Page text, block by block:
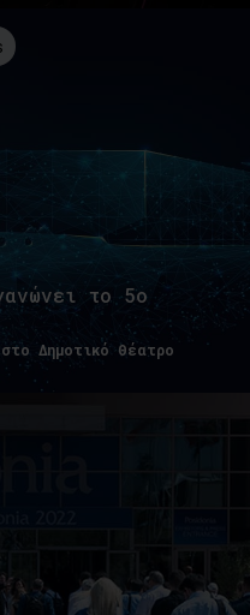
το 5ο
Δημοτικό Θέατρο